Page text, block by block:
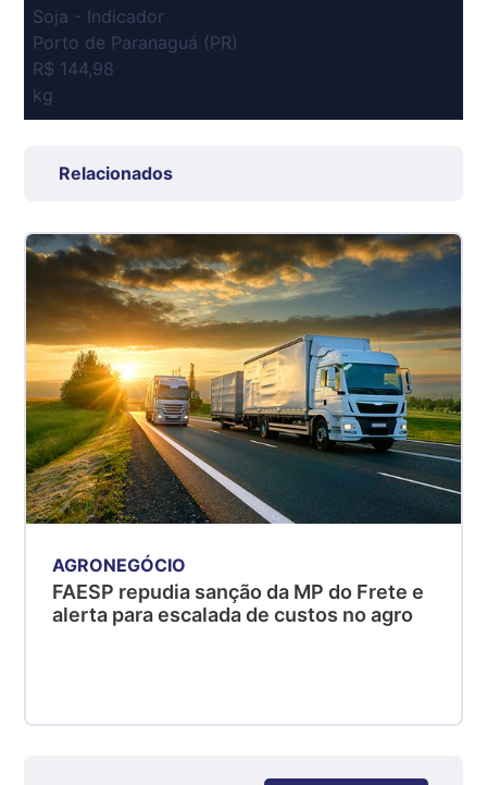
Soja - Indicador
Porto de Paranaguá (PR)
R$ 144,98
kg
R$ 7,53
Suíno - Estadual
SP
R$ 5,08
kg
Suíno - Estadual
MG
R$ 5,05
kg
Suíno - Estadual
PR
R$ 4,53
Suíno - Estadual
SC
RS
Relacionados
AGRONEGÓCIO
FAESP repudia sanção da MP do Frete e
alerta para escalada de custos no agro